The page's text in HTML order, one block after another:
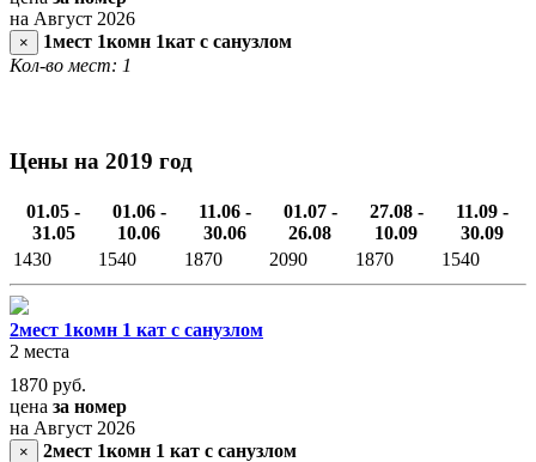
на Август 2026
×
1мест 1комн 1кат с санузлом
Кол-во мест: 1
Цены на 2019 год
01.05 -
31.05
01.06 -
10.06
11.06 -
30.06
01.07 -
26.08
27.08 -
10.09
11.09 -
30.09
1430
1540 1870 2090 1870 1540
2мест 1комн 1 кат с санузлом
2 места
1870 руб.
цена за номер
на Август 2026
×
2мест 1комн 1 кат с санузлом